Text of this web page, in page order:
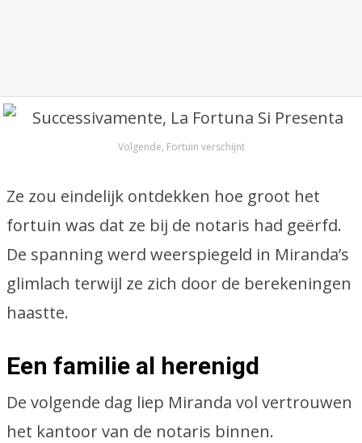
Volgende, Fortuin verschijnt
Ze zou eindelijk ontdekken hoe groot het
fortuin was dat ze bij de notaris had geërfd.
De spanning werd weerspiegeld in Miranda’s
glimlach terwijl ze zich door de berekeningen
haastte.
Een familie al herenigd
De volgende dag liep Miranda vol vertrouwen
het kantoor van de notaris binnen.